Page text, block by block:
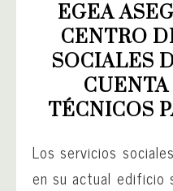
EGEA
CENTRO
SOCIALES
TÉCNICOS
Los servicios
en su actual edificio